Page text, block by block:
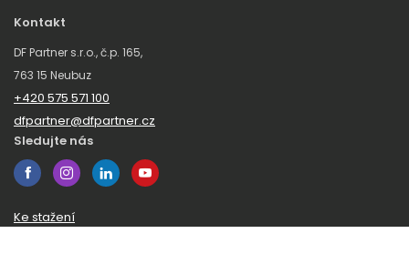
Kontakt
DF Partner s.r.o., č.p. 165,
763 15 Neubuz
+420 575 571 100
dfpartner@dfpartner.cz
Sledujte nás
Ke stažení